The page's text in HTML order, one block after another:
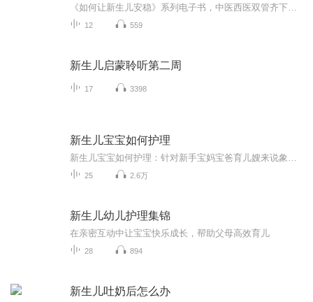
12 559
新生儿启蒙聆听第二周
17 3398
新生儿宝宝如何护理
25 2.6万
新生儿幼儿护理集锦
在亲密互动中让宝宝快乐成长，帮助父母高效育儿
28 894
新生儿吐奶后怎么办